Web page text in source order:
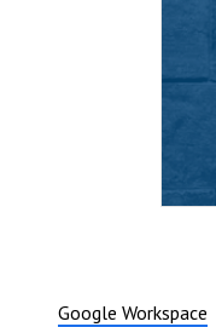
Google Workspace